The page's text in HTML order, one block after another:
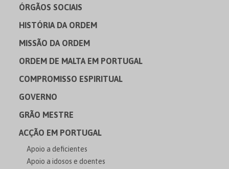
ÓRGÃOS SOCIAIS
HISTÓRIA DA ORDEM
MISSÃO DA ORDEM
ORDEM DE MALTA EM PORTUGAL
COMPROMISSO ESPIRITUAL
GOVERNO
GRÃO MESTRE
ACÇÃO EM PORTUGAL
Apoio a deficientes
Apoio a idosos e doentes